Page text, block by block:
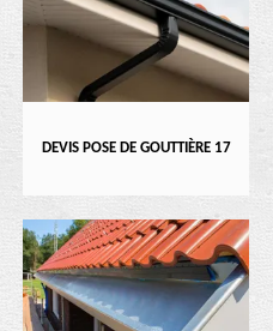
DEVIS POSE DE GOUTTIÈRE 17